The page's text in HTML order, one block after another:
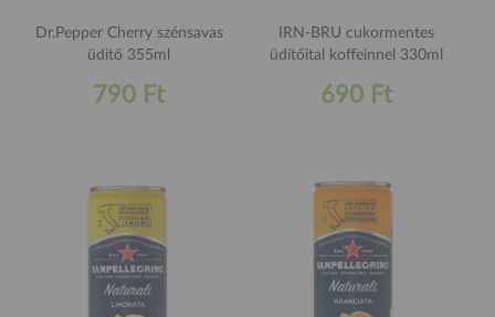
Dr.Pepper Cherry szénsavas
üditő 355ml
790 Ft
IRN-BRU cukormentes
üdítőital koffeinnel 330ml
690 Ft